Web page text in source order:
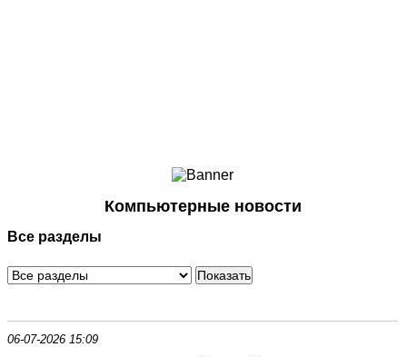
Смартфоны
Периферия
Программное обеспечение
Компьютерные новости
Все разделы
06-07-2026 15:09